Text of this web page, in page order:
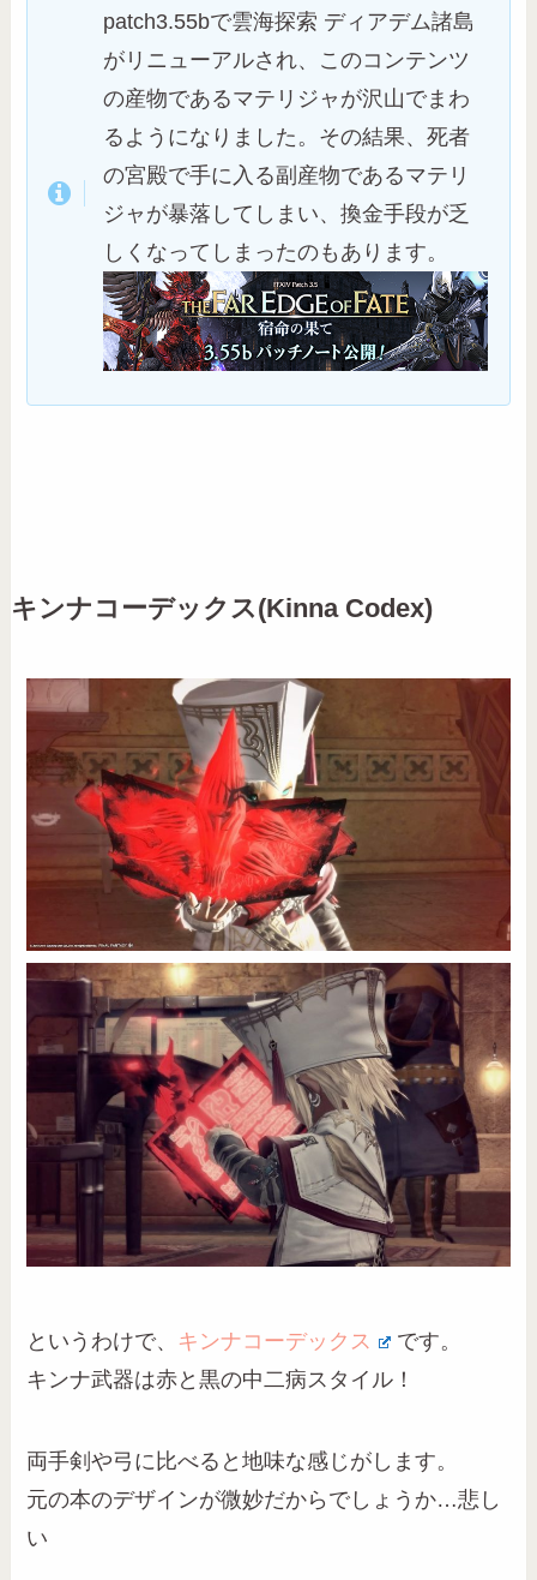
patch3.55bで雲海探索 ディアデム諸島
がリニューアルされ、このコンテンツ
の産物であるマテリジャが沢山でまわ
るようになりました。その結果、死者
の宮殿で手に入る副産物であるマテリ
ジャが暴落してしまい、換金手段が乏
しくなってしまったのもあります。
キンナコーデックス(Kinna Codex)
というわけで、 キンナコーデックス
です。
キンナ武器は赤と黒の中二病スタイル！
両手剣や弓に比べると地味な感じがします。
元の本のデザインが微妙だからでしょうか…悲し
い